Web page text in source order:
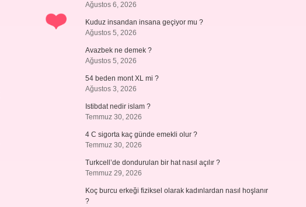
Ağustos 6, 2026
Kuduz insandan insana geçiyor mu ?
Ağustos 5, 2026
Avazbek ne demek ?
Ağustos 5, 2026
54 beden mont XL mi ?
Ağustos 3, 2026
Istibdat nedir islam ?
Temmuz 30, 2026
4 C sigorta kaç günde emekli olur ?
Temmuz 30, 2026
Turkcell’de dondurulan bir hat nasıl açılır ?
Temmuz 29, 2026
Koç burcu erkeği fiziksel olarak kadınlardan nasıl hoşlanır
?